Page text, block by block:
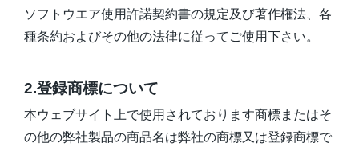
ソフトウエア使用許諾契約書の規定及び著作権法、各
種条約およびその他の法律に従ってご使用下さい。
2.登録商標について
本ウェブサイト上で使用されております商標またはそ
の他の弊社製品の商品名は弊社の商標又は登録商標で